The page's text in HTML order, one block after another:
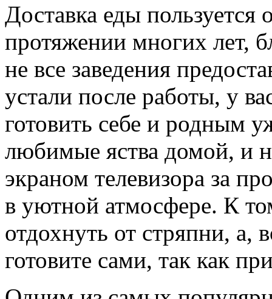
Доставка еды
протяжении многих лет,
не все заведения
устали после работы, у
готовить себе и родным
любимые яства домой, и
экраном телевизора за
в уютной атмосфере. К
отдохнуть от стряпни, а,
готовите сами, так как